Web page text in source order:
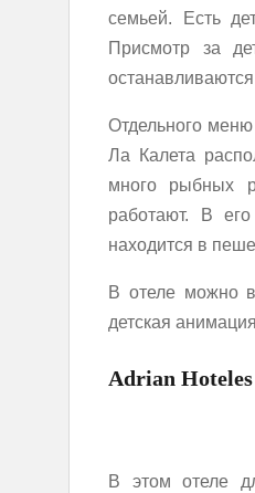
семьей. Есть
Присмотр за
Отдельного
Ла Калета
много рыбных
работают. В
находится в
В отеле можно
детская
Adrian
В этом отеле